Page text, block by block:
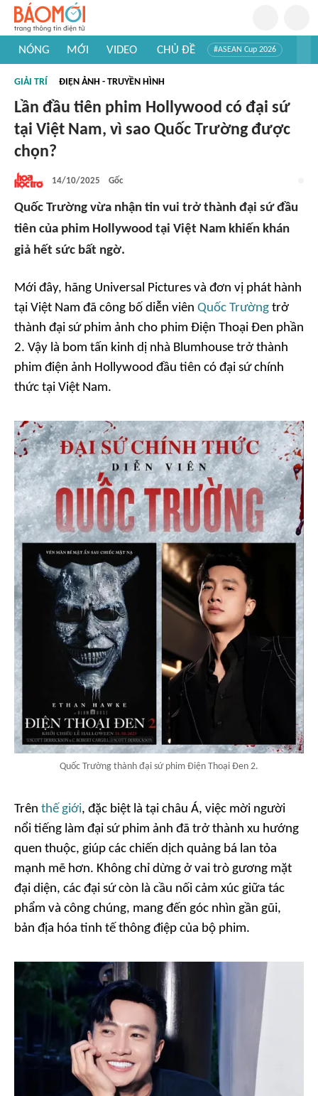
NÓNG MỚI VIDEO CHỦ ĐỀ #ASEAN Cup 2026
#Khám phá thế giới
GIẢI TRÍ ĐIỆN ẢNH - TRUYỀN HÌNH
Lần đầu tiên phim Hollywood có đại sứ
tại Việt Nam, vì sao Quốc Trường được
chọn?
14/10/2025 Gốc
Quốc Trường vừa nhận tin vui trở thành đại sứ đầu
tiên của phim Hollywood tại Việt Nam khiến khán
giả hết sức bất ngờ.
Mới đây, hãng Universal Pictures và đơn vị phát hành
tại Việt Nam đã công bố diễn viên Quốc Trường trở
thành đại sứ phim ảnh cho phim Điện Thoại Đen phần
2. Vậy là bom tấn kinh dị nhà Blumhouse trở thành
phim điện ảnh Hollywood đầu tiên có đại sứ chính
thức tại Việt Nam.
Quốc Trường thành đại sứ phim Điện Thoại Đen 2.
Trên thế giới, đặc biệt là tại châu Á, việc mời người
nổi tiếng làm đại sứ phim ảnh đã trở thành xu hướng
quen thuộc, giúp các chiến dịch quảng bá lan tỏa
mạnh mẽ hơn. Không chỉ dừng ở vai trò gương mặt
đại diện, các đại sứ còn là cầu nối cảm xúc giữa tác
phẩm và công chúng, mang đến góc nhìn gần gũi,
bản địa hóa tinh tế thông điệp của bộ phim.